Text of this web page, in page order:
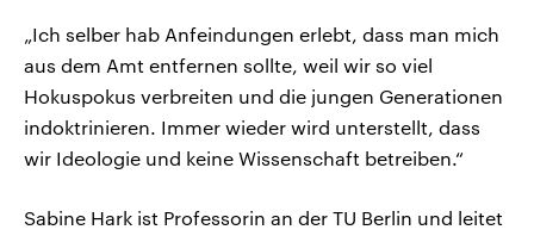
„Ich selber hab Anfeindungen erlebt, dass man mich
aus dem Amt entfernen sollte, weil wir so viel
Hokuspokus verbreiten und die jungen Generationen
indoktrinieren. Immer wieder wird unterstellt, dass
wir Ideologie und keine Wissenschaft betreiben.“
Sabine Hark ist Professorin an der TU Berlin und leitet